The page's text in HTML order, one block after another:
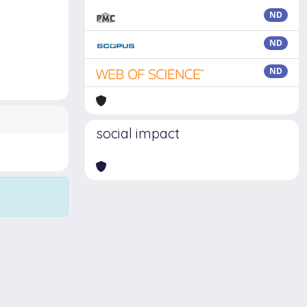
ND
ND
ND
social impact